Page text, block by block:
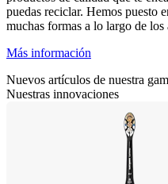
puedas reciclar. Hemos puesto
muchas formas a lo largo de los
Más información
Nuevos artículos de nuestra
Nuestras innovaciones